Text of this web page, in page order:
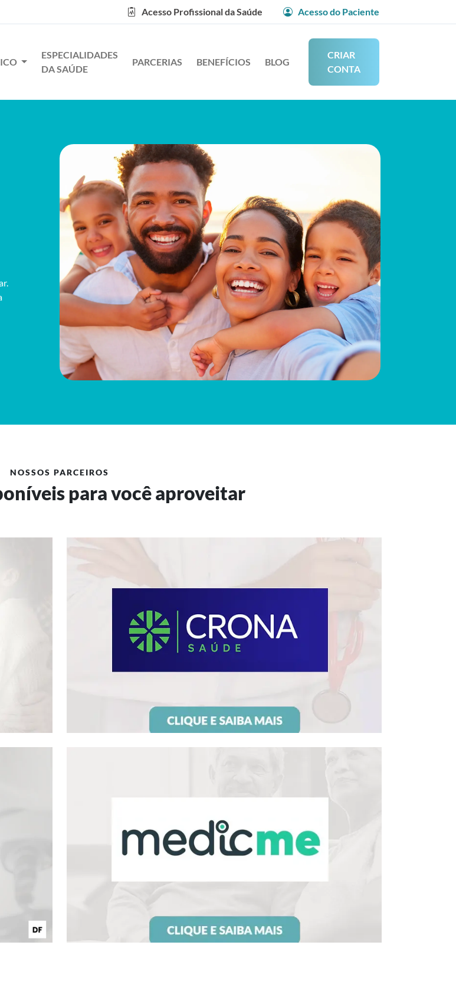
Acesso Profissional da Saúde Acesso do Paciente
ESPECIALIDADES
DA SAÚDE
PARCERIAS BENEFÍCIOS BLOG
CRIAR
CONTA
NOSSOS PARCEIROS
para você aproveitar